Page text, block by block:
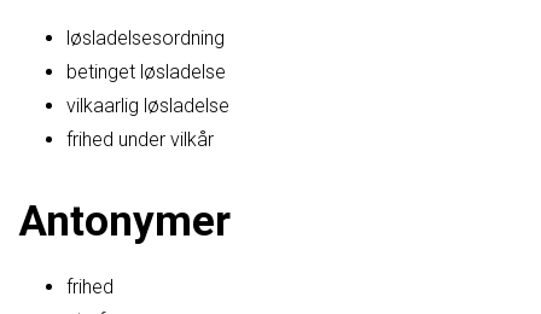
løsladelsesordning
betinget løsladelse
vilkaarlig løsladelse
frihed under vilkår
Antonymer
frihed